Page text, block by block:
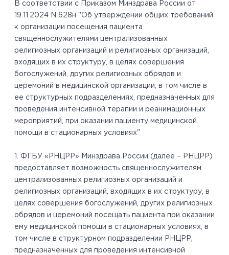
В соответствии с Приказом Минздрава России от
19.11.2024 N 628н "Об утверждении общих требований
к организации посещения пациента
священнослужителями централизованных
религиозных организаций и религиозных организаций,
входящих в их структуру, в целях совершения
богослужений, других религиозных обрядов и
церемоний в медицинской организации, в том числе в
ее структурных подразделениях, предназначенных для
проведения интенсивной терапии и реанимационных
мероприятий, при оказании пациенту медицинской
помощи в стационарных условиях"
1. ФГБУ «РНЦРР» Минздрава России (далее – РНЦРР)
предоставляет возможность священнослужителям
централизованных религиозных организаций и
религиозных организаций, входящих в их структуру, в
целях совершения богослужений, других религиозных
обрядов и церемоний посещать пациента при оказании
ему медицинской помощи в стационарных условиях, в
том числе в структурном подразделении РНЦРР,
предназначенных для проведения интенсивной